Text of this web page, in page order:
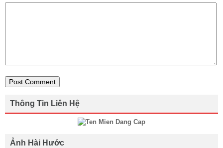
Thông Tin Liên Hệ
Ảnh Hài Hước